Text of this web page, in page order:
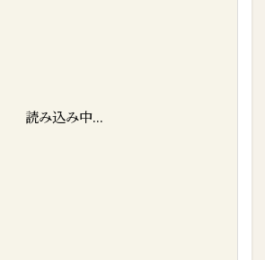
読み込み中...